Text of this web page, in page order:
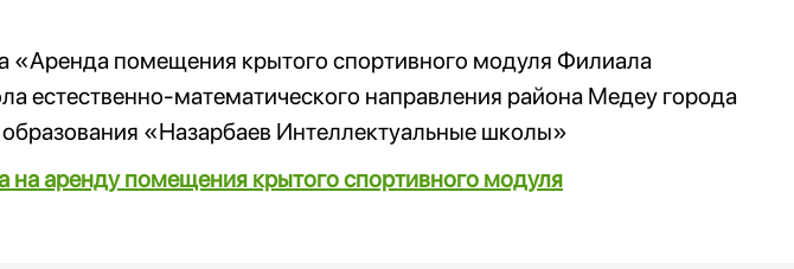
«Аренда помещения крытого спортивного модуля Филиала
естественно-математического направления района Медеу города
«Назарбаев Интеллектуальные школы»
на аренду помещения крытого спортивного модуля